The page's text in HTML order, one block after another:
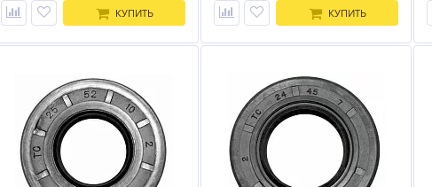
КУПИТЬ КУПИТЬ